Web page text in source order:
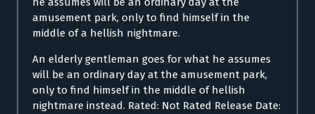
amusement park, only to find himself in the
middle of a hellish nightmare.
An elderly gentleman goes for what he assumes
will be an ordinary day at the amusement park,
only to find himself in the middle of hellish
nightmare instead. Rated: Not Rated Release Date: